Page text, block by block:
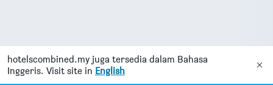
hotelscombined.my juga tersedia dalam Bahasa
Inggeris. Visit site in English